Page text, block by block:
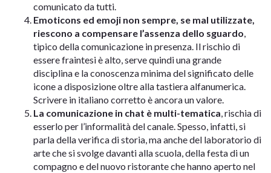
comunicato da tutti.
Emoticons ed emoji non sempre, se mal utilizzate,
riescono a compensare l’assenza dello sguardo,
tipico della comunicazione in presenza. Il rischio di
essere fraintesi è alto, serve quindi una grande
disciplina e la conoscenza minima del significato delle
icone a disposizione oltre alla tastiera alfanumerica.
Scrivere in italiano corretto è ancora un valore.
La comunicazione in chat è multi-tematica, rischia di
esserlo per l’informalità del canale. Spesso, infatti, si
parla della verifica di storia, ma anche del laboratorio di
arte che si svolge davanti alla scuola, della festa di un
compagno e del nuovo ristorante che hanno aperto nel